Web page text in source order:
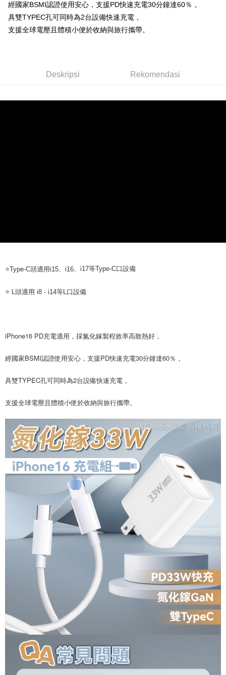
付款後全家取貨
NT$60/pesanan | Penghantaran percuma untuk pesanan
NT$499 atau lebih
NT$598 atau lebih
NT$60/pesanan | Penghantaran percuma untuk pesanan
NT$100/pesanan
經國家BSMI認證使用安心，支援PD快速充電30分鐘達60％，
具雙TYPEC孔可同時為2台設備快速充電，
支援全球電壓且體積小便於收納與旅行攜帶。
Deskripsi Rekomendasi
⭐️Type-C頭適用i15、i16、i17等Type-C口設備
⭐️ L頭適用 i8 - i14等L口設備
iPhone16 PD充電適用，採氮化鎵製程效率高散熱好，
經國家BSMI認證使用安心，支援PD快速充電30分鐘達60％，
具雙TYPEC孔可同時為2台設備快速充電，
支援全球電壓且體積小便於收納與旅行攜帶。